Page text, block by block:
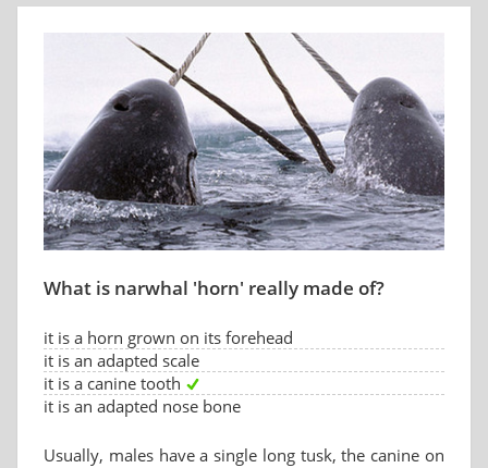
What is narwhal 'horn' really made of?
it is a horn grown on its forehead
it is an adapted scale
it is a canine tooth
it is an adapted nose bone
Usually, males have a single long tusk, the canine on